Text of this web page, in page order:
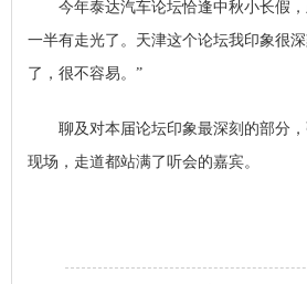
今年泰达汽车论坛恰逢中秋小长假，
一半有走光了。天津这个论坛我印象很
了，很不容易。”
聊及对本届论坛印象最深刻的部分，
现场，走道都站满了听会的嘉宾。